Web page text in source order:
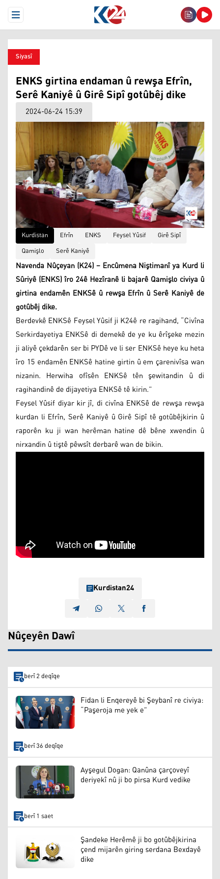
Open Menu
Siyasî
ENKS girtina endaman û rewşa Efrîn,
Serê Kaniyê û Girê Sipî gotûbêj dike
2024-06-24 15:39
Kurdistan Efrîn ENKS Feysel Yûsif
Girê Sipî
Qamişlo
Serê Kaniyê
Navenda Nûçeyan (K24) – Encûmena Niştimanî ya Kurd li
Sûriyê (ENKS) îro 24ê Hezîranê li bajarê Qamişlo civiya û
girtina endamên ENKSê û rewşa Efrîn û Serê Kaniyê de
gotûbêj dike.
Berdevkê ENKSê Feysel Yûsif ji K24ê re ragihand, “Civîna
Serkirdayetiya ENKSê di demekê de ye ku êrîşeke mezin
ji aliyê çekdarên ser bi PYDê ve li ser ENKSê heye ku heta
îro 15 endamên ENKSê hatine girtin û em çarenivîsa wan
nizanin. Herwiha ofîsên ENKSê tên şewitandin û di
ragihandinê de dijayetiya ENKSê tê kirin.”
Feysel Yûsif diyar kir jî, di civîna ENKSê de rewşa rewşa
kurdan li Efrîn, Serê Kaniyê û Girê Sipî tê gotûbêjkirin û
raporên ku ji wan herêman hatine dê bêne xwendin û
nirxandin û tiştê pêwsît derbarê wan de bikin.
Kurdistan24
Nûçeyên Dawî
berî 2 deqîqe
Fidan li Enqereyê bi Şeybanî re civiya:
“Paşeroja me yek e”
berî 36 deqîqe
Ayşegul Dogan: Qanûna çarçoveyî
deriyekî nû ji bo pirsa Kurd vedike
berî 1 saet
Şandeke Herêmê ji bo gotûbêjkirina
çend mijarên giring serdana Bexdayê
dike